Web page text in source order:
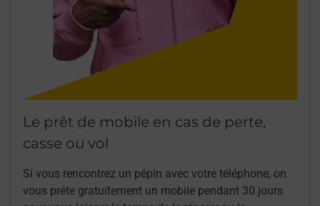
Le prêt de mobile en cas de perte,
casse ou vol
Si vous rencontrez un pépin avec votre téléphone, on
vous prête gratuitement un mobile pendant 30 jours